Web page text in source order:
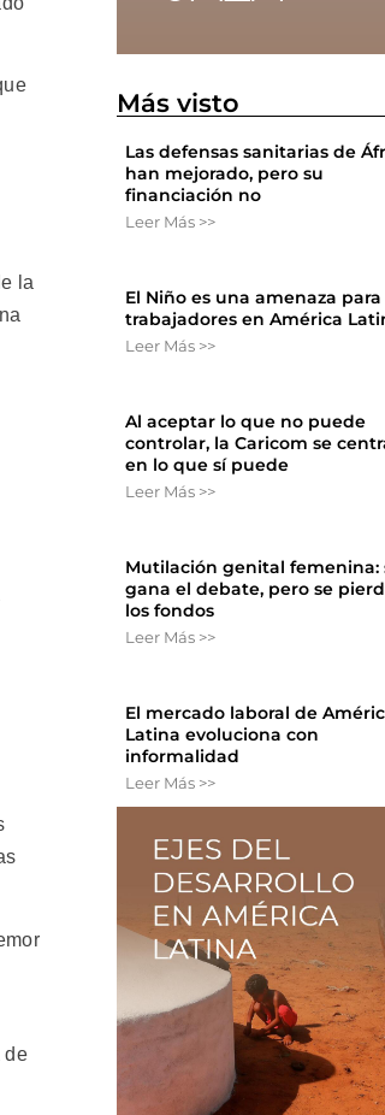
la
de
Más visto
Las defensas sanitarias de
han mejorado, pero su
financiación no
Leer Más >>
El Niño es una amenaza para
trabajadores en América
Leer Más >>
Al aceptar lo que no puede
controlar, la Caricom se
en lo que sí puede
Leer Más >>
Mutilación genital femenina:
gana el debate, pero se
los fondos
Leer Más >>
El mercado laboral de
Latina evoluciona con
informalidad
Leer Más >>